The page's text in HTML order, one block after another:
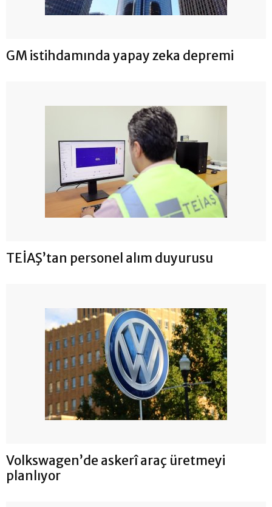
GM istihdamında yapay zeka depremi
TEİAŞ’tan personel alım duyurusu
Volkswagen’de askerî araç üretmeyi
planlıyor